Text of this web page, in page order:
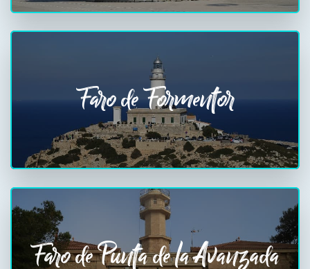
Faro de Formentor
Faro de Punta de la Avanzada